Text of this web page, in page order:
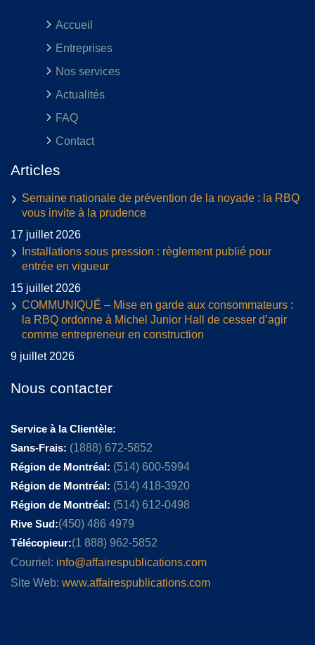
Accueil
Entreprises
Nos services
Actualités
FAQ
Contact
Articles
Semaine nationale de prévention de la noyade : la RBQ
vous invite à la prudence
17 juillet 2026
Installations sous pression : règlement publié pour
entrée en vigueur
15 juillet 2026
COMMUNIQUÉ – Mise en garde aux consommateurs :
la RBQ ordonne à Michel Junior Hall de cesser d’agir
comme entrepreneur en construction
9 juillet 2026
Nous contacter
Service à la Clientèle:
Sans-Frais: (1888) 672-5852
Région de Montréal: (514) 600-5994
Région de Montréal: (514) 418-3920
Région de Montréal: (514) 612-0498
Rive Sud:(450) 486 4979
Télécopieur:(1 888) 962-5852
Courriel: info@affairespublications.com
Site Web: www.affairespublications.com